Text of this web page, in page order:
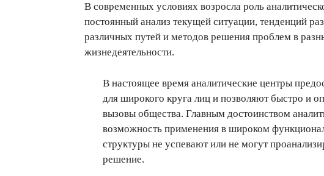
В современных условиях возросла роль
постоянный анализ текущей ситуации, тенденций
различных путей и методов решения проблем в
жизнедеятельности.
В настоящее время аналитические центры
для широкого круга лиц и позволяют быстро и
вызовы общества. Главным достоинством
возможность применения в широком
структуры не успевают или не могут
решение.